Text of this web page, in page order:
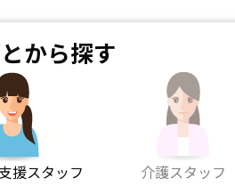
から探す
援スタッフ 介護スタッフ